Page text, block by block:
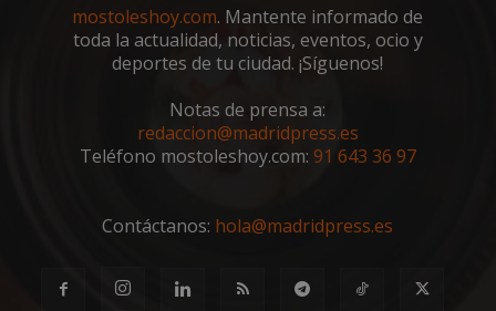
mostoleshoy.com. Mantente informado de
toda la actualidad, noticias, eventos, ocio y
deportes de tu ciudad. ¡Síguenos!
Notas de prensa a:
redaccion@madridpress.es
Teléfono mostoleshoy.com: 91 643 36 97
Contáctanos: hola@madridpress.es
.youtube.com